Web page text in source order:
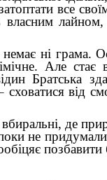
все
ні грама.
Але
Братська
сховатися від
де
не